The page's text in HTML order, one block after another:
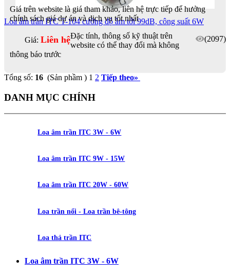
Loa âm trần ITC T-104 cường độ âm tới 99dB, công suất 6W
Giá: Liên hệ (2097)
Giá trên website là giá tham khảo, liên hệ trực tiếp để hưởng
chính sách giá dự án và dịch vụ tốt nhất
Đặc tính, thông số kỹ thuật trên
website có thể thay đổi mà không
thông báo trước
Tổng số: 16 (Sản phầm ) 1 2 Tiếp theo»
DANH MỤC CHÍNH
Loa âm trần ITC 3W - 6W
Loa âm trần ITC 9W - 15W
Loa âm trần ITC 20W - 60W
Loa trần nổi - Loa trần bê-tông
Loa thả trần ITC
Loa âm trần ITC 3W - 6W